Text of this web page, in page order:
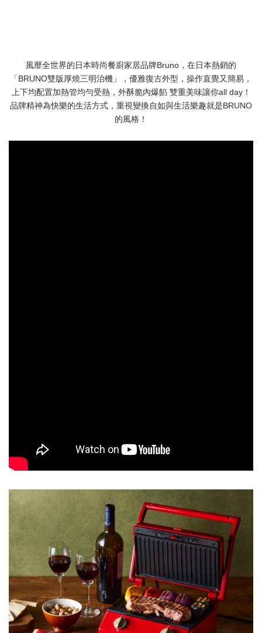
風靡全世界的日本時尚餐廚家居品牌Bruno，在日本熱銷的
「BRUNO雙版厚燒三明治機」，優雅復古外型，操作直覺又簡易，
上下均配置加熱管均勻受熱，外酥脆內爆餡 雙重美味讓你all day！
品牌精神為快樂的生活方式，重視變換自如與生活樂趣就是BRUNO
的風格！